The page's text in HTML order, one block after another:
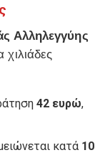
Αλληλεγγύης
42 ευρώ,
κατά 10